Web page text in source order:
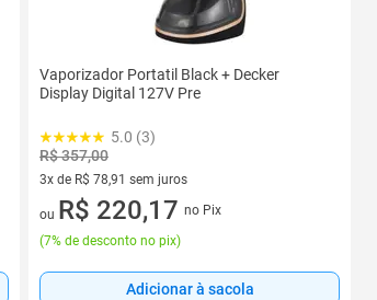
Vaporizador Portatil Black + Decker
Display Digital 127V Pre
5.0 (3)
R$ 357,00
3x de R$ 78,91 sem juros
3 vez de R$ 78,91 sem juros
ou R$ 220,17 no Pix
(7% de desconto no pix)
Adicionar à sacola